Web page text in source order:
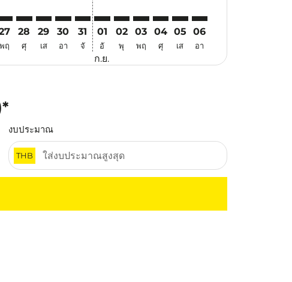
พฤ
28
ศุ
29
เส
30
อา
31
จั
01
อั
ก.ย.
02
พุ
03
พฤ
04
ศุ
05
เส
06
อา
งบประมาณ
THB